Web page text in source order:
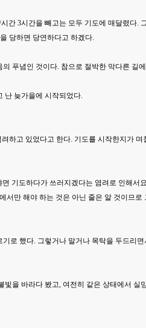
간 3시간을 빼고는 모두 기도에 매달렸다.
당하면 당연하다고 하겠다.
푸념인 것이다. 참으로 절박한 막다른 길
난 늦가을에 시작되었다.
하고 있었다고 한다. 기도를 시작한지가 며
기도하다가 쓰러지겠다는 염려로 인해서
서만 해야 하는 것은 아닌 줄은 알 것이므로
로 했다. 그렇거나 말거나 목탁을 두드리
을 바라다 봤고, 여전히 같은 상태에서 실